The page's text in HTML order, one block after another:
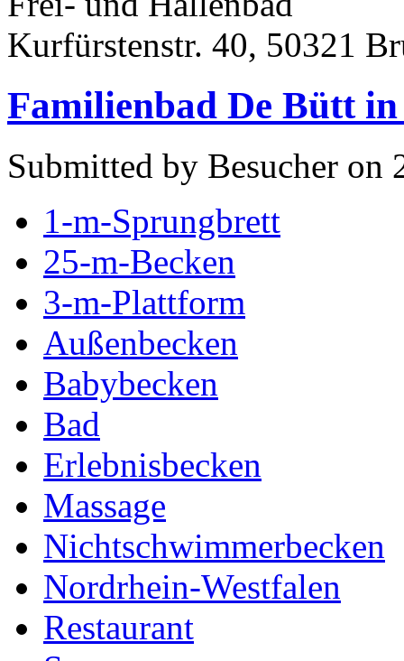
Kurfürstenstr. 40, 50321
Familienbad De Bütt
Submitted by Besucher on
1-m-Sprungbrett
25-m-Becken
3-m-Plattform
Außenbecken
Babybecken
Bad
Erlebnisbecken
Massage
Nichtschwimmerbecken
Nordrhein-Westfalen
Restaurant